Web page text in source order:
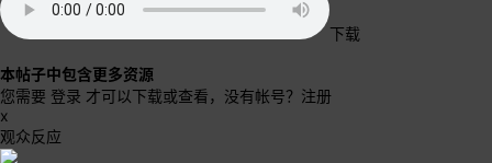
下载
本帖子中包含更多资源
您需要 登录 才可以下载或查看，没有帐号？ 注册
x
观众反应